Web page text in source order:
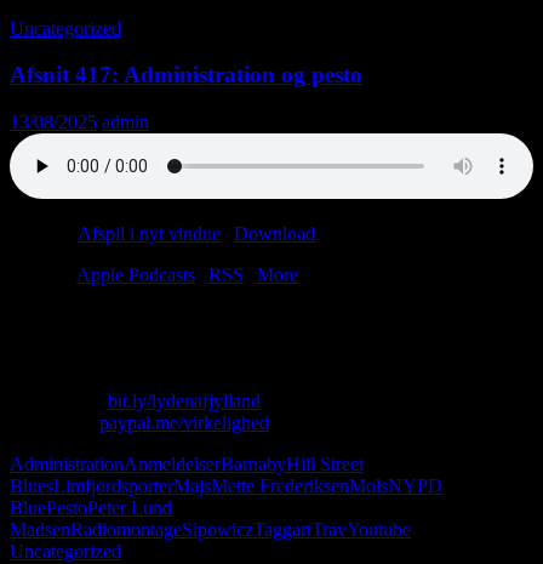
Uncategorized
Afsnit 417: Administration og pesto
13/08/2025 admin
Afspil i nyt vindue Download
Apple Podcasts RSS
More
bit.ly/lydenafjylland
paypal.me/virkelighed
AdministrationAnmeldelserBarnabyHill Street
BluesLimfjordsporterMajsMette FrederiksenMolsNYPD
BluePestoPeter Lund
MadsenRadiomontageSipowiczTaggartTravYoutube
Uncategorized